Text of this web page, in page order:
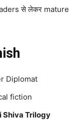
से लेकर mature
Diplomat
fiction
Shiva Trilogy